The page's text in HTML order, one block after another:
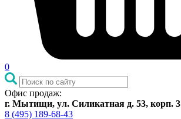
0
Офис продаж:
г. Мытищи, ул. Силикатная д. 53, корп. 3
8 (495) 189-68-43